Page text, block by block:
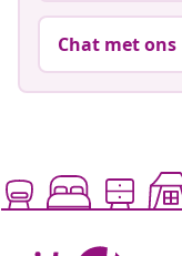
Chat met ons